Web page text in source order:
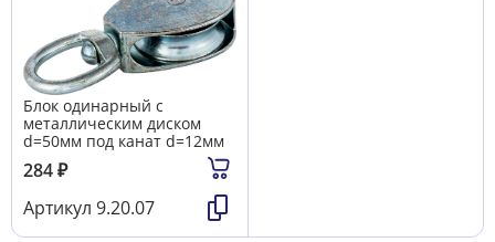
Блок одинарный с
металлическим диском
d=50мм под канат d=12мм
284₽
Артикул 9.20.07